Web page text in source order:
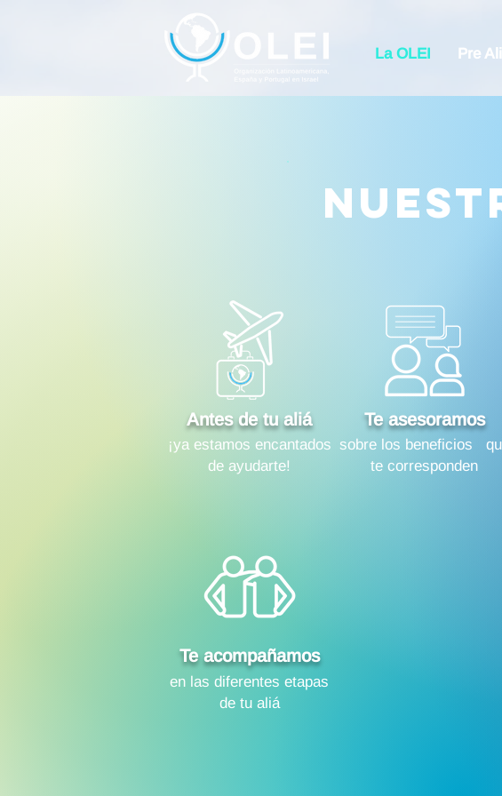
La OLEI Pre
Antes de tu aliá
¡ya estamos encantados
de ayudarte!
Te asesoramos
sobre los beneficios
te corresponden
Te acompañamos
en las diferentes etapas
de tu aliá